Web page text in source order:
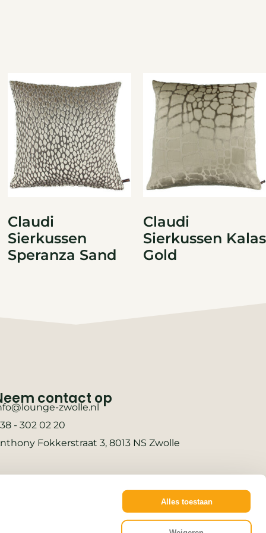
Alles toestaan
Claudi
Sierkussen
Speranza Sand
Claudi
Sierkussen Kalas
Gold
contact op
zwolle.nl
- 302 02 20
Fokkerstraat 3, 8013 NS Zwolle